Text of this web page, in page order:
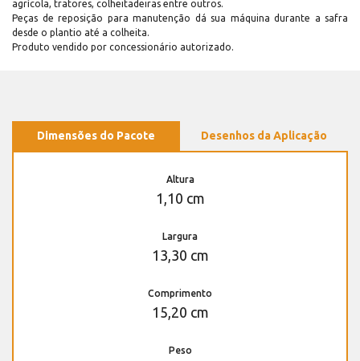
agrícola, tratores, colheitadeiras entre outros.
Peças de reposição para manutenção dá sua máquina durante a safra
desde o plantio até a colheita.
Produto vendido por concessionário autorizado.
Dimensões do Pacote Desenhos da Aplicação
Altura
1,10 cm
Largura
13,30 cm
Comprimento
15,20 cm
Peso